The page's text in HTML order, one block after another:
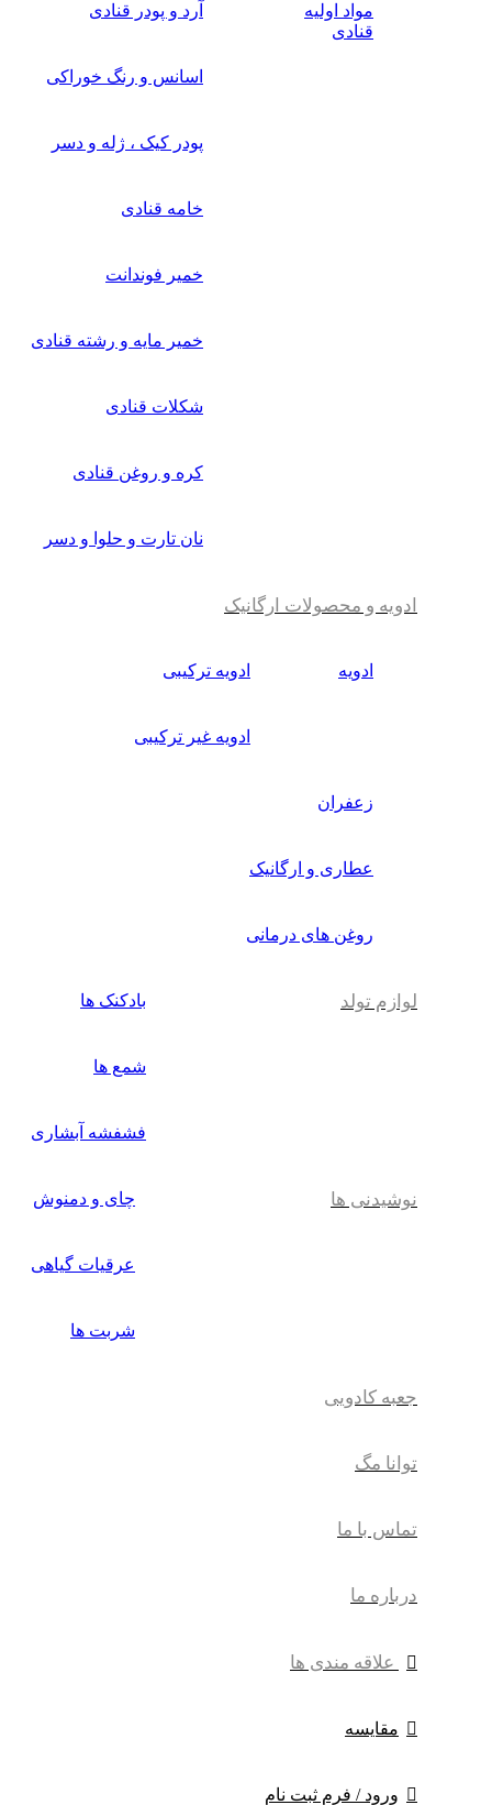
مواد اولیه
قنادی
آرد و پودر قنادی
اسانس و رنگ خوراکی
پودر کیک ، ژله و دسر
خامه قنادی
خمیر فوندانت
خمیر مایه و رشته قنادی
شکلات قنادی
کره و روغن قنادی
نان تارت و حلوا و دسر
ادویه و محصولات ارگانیک
ادویه ادویه ترکیبی
ادویه غیر ترکیبی
زعفران
عطاری و ارگانیک
روغن های درمانی
لوازم تولد بادکنک ها
شمع ها
فشفشه آبشاری
نوشیدنی ها چای و دمنوش
عرقیات گیاهی
شربت ها
جعبه کادویی
توانا مگ
تماس با ما
درباره ما
علاقه مندی ها
مقایسه
ورود / فرم ثبت نام